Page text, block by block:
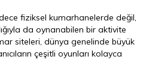
fiziksel kumarhanelerde değil,
da oynanabilen bir aktivite
siteleri, dünya genelinde büyük
çeşitli oyunları kolayca